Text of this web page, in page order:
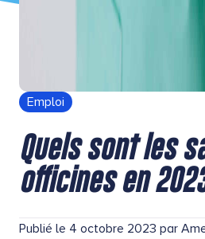
Emploi
Quels sont les
officines en
Publié le 4 octobre 2023 par